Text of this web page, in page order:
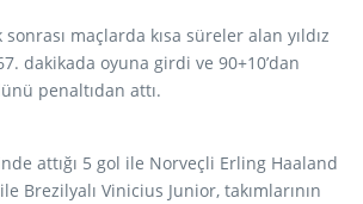
sonrası maçlarda kısa süreler alan yıldız
dakikada oyuna girdi ve 90+10’dan
penaltıdan attı.
attığı 5 gol ile Norveçli Erling Haaland
Brezilyalı Vinicius Junior, takımlarının